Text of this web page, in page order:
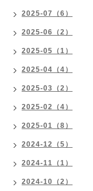
2025-07（6）
2025-06（2）
2025-05（1）
2025-04（4）
2025-03（2）
2025-02（4）
2025-01（8）
2024-12（5）
2024-11（1）
2024-10（2）